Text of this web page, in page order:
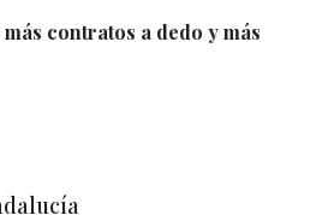
contratos a dedo y más